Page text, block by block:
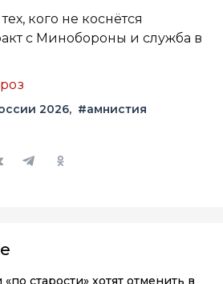
кого не коснётся
с Минобороны и служба в
2026 #амнистия